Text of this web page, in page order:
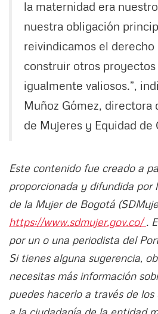
la maternidad era
nuestra obligación
reivindicamos el derecho
construir otros proyectos
igualmente valiosos.”,
Muñoz Gómez, directora
de Mujeres y Equidad de
Este contenido fue creado a
proporcionada y difundida por
de la Mujer de Bogotá
https://www.sdmujer.gov.co/.
por un o una periodista del
Si tienes alguna sugerencia,
necesitas más información
puedes hacerlo a través de